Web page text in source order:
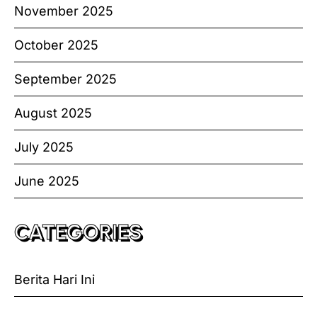
November 2025
October 2025
September 2025
August 2025
July 2025
June 2025
CATEGORIES
Berita Hari Ini